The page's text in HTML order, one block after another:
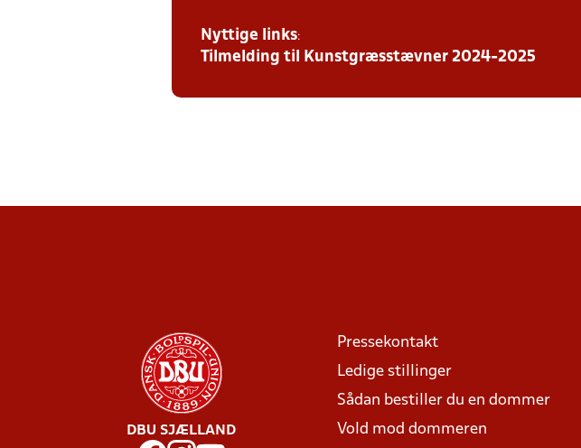
Nyttige links:
Tilmelding til Kunstgræsstævner 2024-2025
DBU SJÆLLAND
Pressekontakt
Ledige stillinger
Sådan bestiller du en dommer
Vold mod dommeren